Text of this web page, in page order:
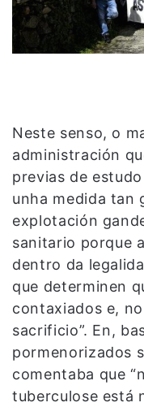
Neste senso, o
administración
previas de
unha medida tan
explotación
sanitario porque
dentro da
que determinen
contaxiados e,
sacrificio”. En,
pormenorizados
comentaba que
tuberculose está